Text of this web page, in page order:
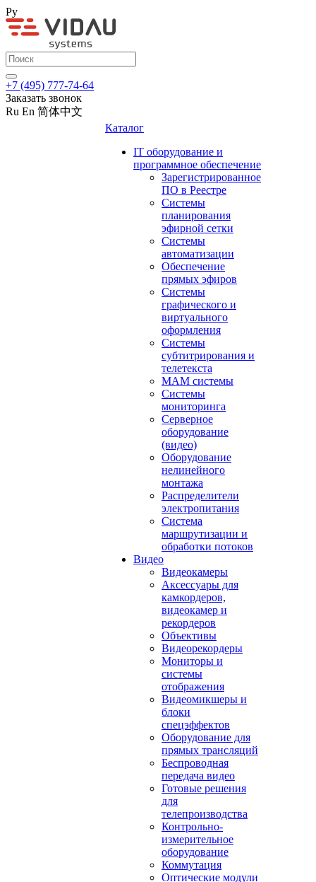
Ру
+7 (495) 777-74-64
Заказать звонок
Ru En 简体中文
Каталог
IT оборудование и
программное обеспечение
Зарегистрированное
ПО в Реестре
Системы
планирования
эфирной сетки
Системы
автоматизации
Обеспечение
прямых эфиров
Системы
графического и
виртуального
оформления
Системы
субтитрирования и
телетекста
MAM системы
Системы
мониторинга
Серверное
оборудование
(видео)
Оборудование
нелинейного
монтажа
Распределители
электропитания
Система
маршрутизации и
обработки потоков
Видео
Видеокамеры
Аксессуары для
камкордеров,
видеокамер и
рекордеров
Объективы
Видеорекордеры
Мониторы и
системы
отображения
Видеомикшеры и
блоки
спецэффектов
Оборудование для
прямых трансляций
Беспроводная
передача видео
Готовые решения
для
телепроизводства
Контрольно-
измерительное
оборудование
Коммутация
Оптические модули